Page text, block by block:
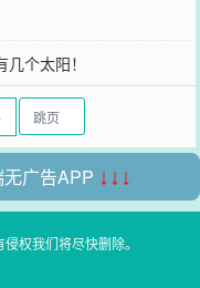
个太阳！
广告APP ↓↓↓
权我们将尽快删除。